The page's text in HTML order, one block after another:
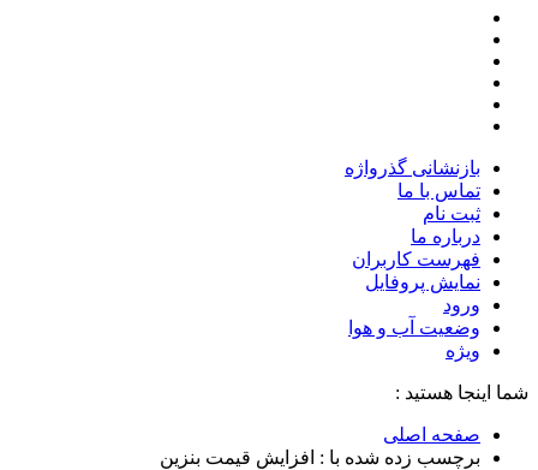
بازنشانی گذرواژه
تماس با ما
ثبت نام
درباره ما
فهرست کاربران
نمایش پروفایل
ورود
وضعیت آب و هوا
ویژه
شما اینجا هستید :
صفحه اصلی
برچسب زده شده با : افزایش قیمت بنزین